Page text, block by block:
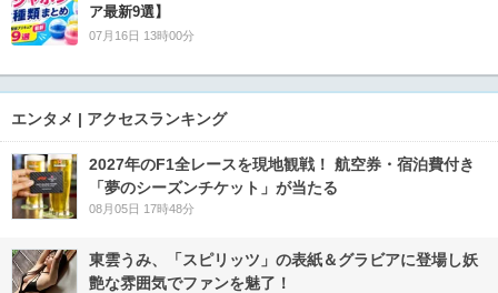
ア最新9選】
07月16日 13時00分
エンタメ | アクセスランキング
2027年のF1全レースを現地観戦！ 航空券・宿泊費付き
「夢のシーズンチケット」が当たる
08月05日 17時48分
東雲うみ、「スピリッツ」の表紙＆グラビアに登場し妖
艶な雰囲気でファンを魅了！